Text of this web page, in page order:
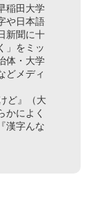
稲田大学
や日本語
新聞に十
」をミッ
体・大学
どメディ
ど』（大
かによく
漢字んな